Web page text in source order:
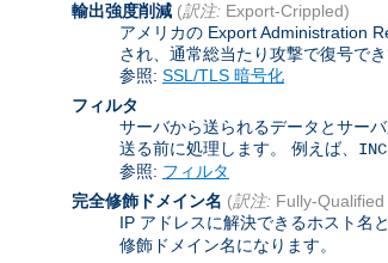
輸出強度削減 (訳注: Export-Crippled)
アメリカの Export Administration
され、通常総当たり攻撃で復号で
参照: SSL/TLS 暗号化
フィルタ
サーバから送られるデータとサー
送る前に処理します。 例えば、
参照: フィルタ
完全修飾ドメイン名 (訳注: Fully-
IP アドレスに解決できるホスト名
修飾ドメイン名になります。